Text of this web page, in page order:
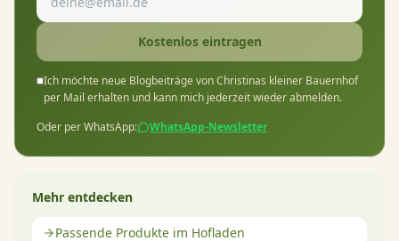
Kostenlos eintragen
Ich möchte neue Blogbeiträge von Christinas kleiner Bauernhof
per Mail erhalten und kann mich jederzeit wieder abmelden.
Oder per WhatsApp:
WhatsApp-Newsletter
Mehr entdecken
Passende Produkte im Hofladen